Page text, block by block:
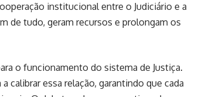
institucional entre o Judiciário e a
de tudo, geram recursos e prolongam os
o funcionamento do sistema de Justiça.
calibrar essa relação, garantindo que cada